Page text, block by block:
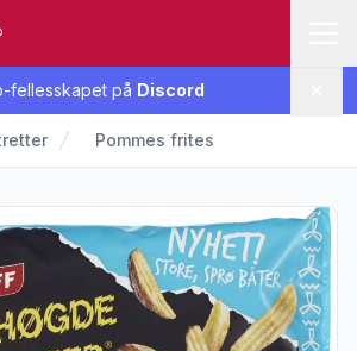
fellesskapet på Discord
Pommes frites